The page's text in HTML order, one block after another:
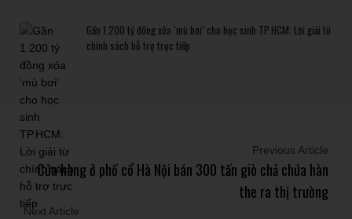
Gần 1.200 tỷ đồng xóa ‘mù bơi’ cho học sinh TP.HCM: Lời giải từ
chính sách hỗ trợ trực tiếp
Previous Article
Cửa hàng ở phố cổ Hà Nội bán 300 tấn giò chả chứa hàn
the ra thị trường
Next Article